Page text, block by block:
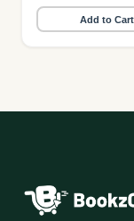
1)
Add to Cart